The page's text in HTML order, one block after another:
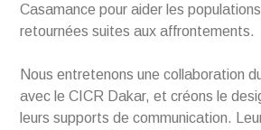
Casamance pour aider les
retournées suites aux affrontements.
Nous entretenons une collaboration
avec le CICR Dakar, et créons le
leurs supports de communication.